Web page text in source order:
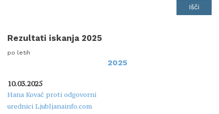
Rezultati iskanja 2025
po letih
2025
10.03.2025
Hana Kovač proti odgovorni
urednici Ljubljanainfo.com